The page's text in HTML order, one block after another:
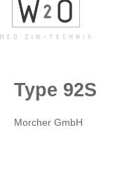
springen
Type 92S
Morcher GmbH